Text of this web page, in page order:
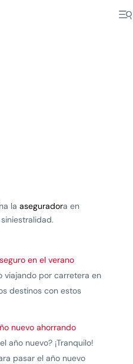
la aseguradora en
en el verano
viajando por carretera en
destinos con estos
nuevo ahorrando
año nuevo? ¡Tranquilo!
pasar el año nuevo